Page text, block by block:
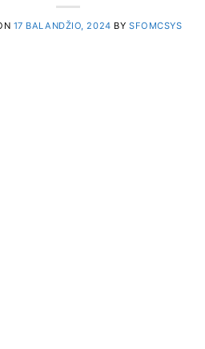
17 BALANDŽIO, 2024 BY SFOMCSYS